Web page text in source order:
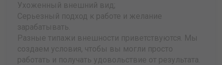
Ухоженный внешний вид;
Серьезный подход к работе и желание
зарабатывать.
Разные типажи внешности приветствуются. Мы
создаем условия, чтобы вы могли просто
работать и получать удовольствие от результата.